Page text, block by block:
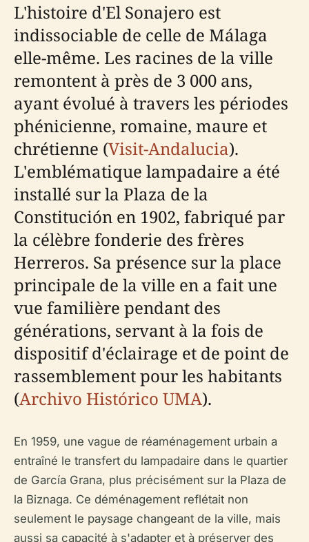
L'histoire d'El Sonajero est
indissociable de celle de Málaga
elle-même. Les racines de la ville
remontent à près de 3 000 ans,
ayant évolué à travers les périodes
phénicienne, romaine, maure et
chrétienne (Visit-Andalucia).
L'emblématique lampadaire a été
installé sur la Plaza de la
Constitución en 1902, fabriqué par
la célèbre fonderie des frères
Herreros. Sa présence sur la place
principale de la ville en a fait une
vue familière pendant des
générations, servant à la fois de
dispositif d'éclairage et de point de
rassemblement pour les habitants
(Archivo Histórico UMA).
En 1959, une vague de réaménagement urbain a
entraîné le transfert du lampadaire dans le quartier
de García Grana, plus précisément sur la Plaza de
la Biznaga. Ce déménagement reflétait non
seulement le paysage changeant de la ville, mais
aussi sa capacité à s'adapter et à préserver des